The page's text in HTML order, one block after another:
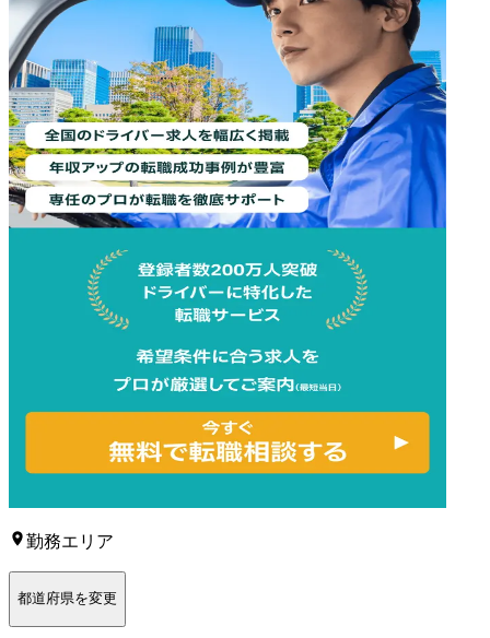
勤務エリア
都道府県を変更